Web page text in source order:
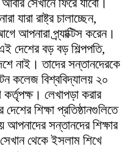
সেখানে ফিরে যাবো।
রাষ্ট্র চালাচ্ছেন,
আপনারা প্র্যাক্টিস করেন।
দেশের বড় বড় শিল্পপতি,
নাই। তাদের সন্তানদেরকে
কলেজ বিশ্ববিদ্যালয় ২০
কর্তৃপক্ষ। লেখাপড়া করার
শিক্ষা প্রতিষ্ঠানগুলিতে
আপনাদের সন্তানদের শিক্ষার
থেকে ইসলাম শিখে